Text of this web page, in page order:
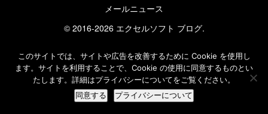
メールニュース
© 2016-2026 エクセルソフト ブログ.
このサイトでは、サイトや広告を改善するために Cookie を使用し
ます。サイトを利用することで、Cookie の使用に同意するものとい
たします。詳細はプライバシーについてをご覧ください。
同意する プライバシーについて